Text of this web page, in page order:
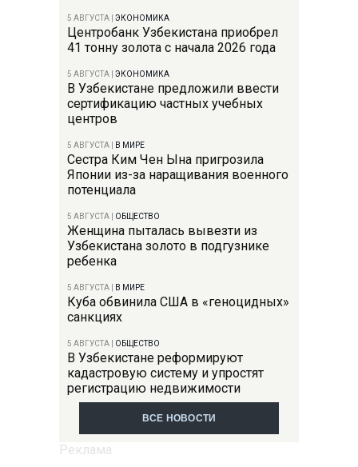
5 АВГУСТА ЭКОНОМИКА
Центробанк Узбекистана приобрел
41 тонну золота с начала 2026 года
5 АВГУСТА ЭКОНОМИКА
В Узбекистане предложили ввести
сертификацию частных учебных
центров
5 АВГУСТА В МИРЕ
Сестра Ким Чен Ына пригрозила
Японии из-за наращивания военного
потенциала
5 АВГУСТА ОБЩЕСТВО
Женщина пыталась вывезти из
Узбекистана золото в подгузнике
ребенка
5 АВГУСТА В МИРЕ
Куба обвинила США в «геноцидных»
санкциях
5 АВГУСТА ОБЩЕСТВО
В Узбекистане реформируют
кадастровую систему и упростят
регистрацию недвижимости
ВСЕ НОВОСТИ